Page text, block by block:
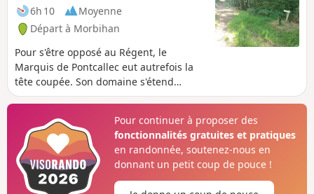
6h 10
Moyenne
Départ à Morbihan
Pour s'être opposé au Régent, le
Marquis de Pontcallec eut autrefois la
tête coupée. Son domaine s'étend
toujours le long de la vallée du Scorff.
domaniale et le cours encaissé de la
rivière offrent la possibilité de découvrir
un endroit secret du centre-Bretagne.
Pour continuer à proposer des
fonctionnalités gratuites et pratiques
en randonnée, soutenez-nous en
donnant un petit coup de pouce !